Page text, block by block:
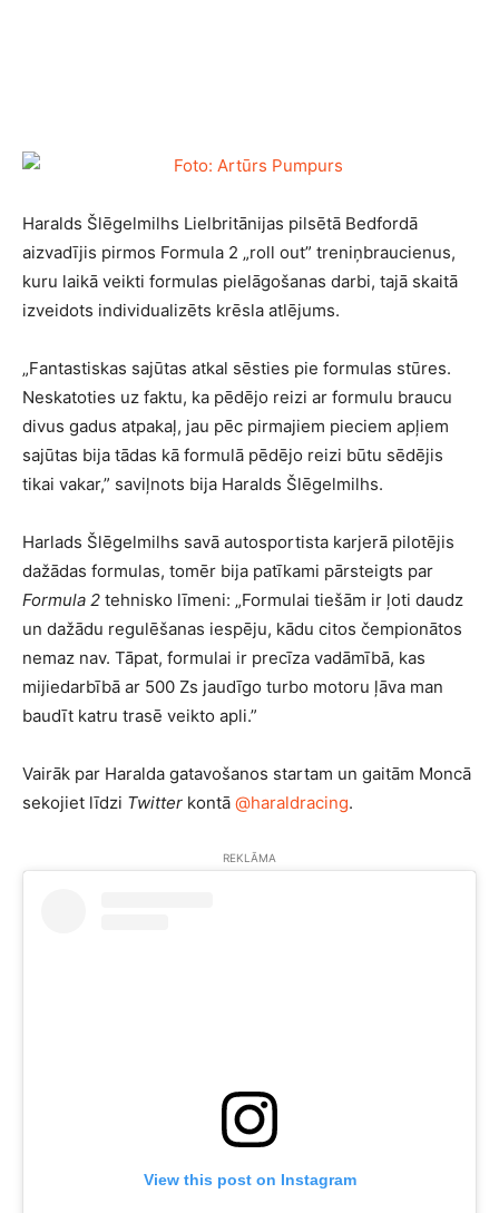
Haralds Šlēgelmilhs Lielbritānijas pilsētā Bedfordā
aizvadījis pirmos Formula 2 „roll out” treniņbraucienus,
kuru laikā veikti formulas pielāgošanas darbi, tajā skaitā
izveidots individualizēts krēsla atlējums.
„Fantastiskas sajūtas atkal sēsties pie formulas stūres.
Neskatoties uz faktu, ka pēdējo reizi ar formulu braucu
divus gadus atpakaļ, jau pēc pirmajiem pieciem apļiem
sajūtas bija tādas kā formulā pēdējo reizi būtu sēdējis
tikai vakar,” saviļnots bija Haralds Šlēgelmilhs.
Harlads Šlēgelmilhs savā autosportista karjerā pilotējis
dažādas formulas, tomēr bija patīkami pārsteigts par
Formula 2 tehnisko līmeni: „Formulai tiešām ir ļoti daudz
un dažādu regulēšanas iespēju, kādu citos čempionātos
nemaz nav. Tāpat, formulai ir precīza vadāmībā, kas
mijiedarbībā ar 500 Zs jaudīgo turbo motoru ļāva man
baudīt katru trasē veikto apli.”
Vairāk par Haralda gatavošanos startam un gaitām Moncā
sekojiet līdzi Twitter kontā @haraldracing.
REKLĀMA
View this post on Instagram